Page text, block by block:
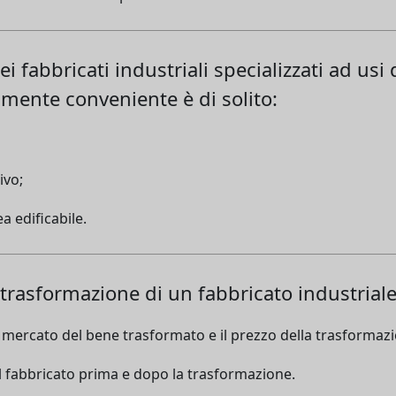
fabbricati industriali specializzati ad usi
conveniente è di solito:
edificabile.
di un fabbricato
del bene trasformato e il prezzo della
fabbricato prima e dopo la trasformazione.